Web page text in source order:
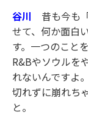
谷川 昔も今も
せて、何か面白
す。一つのこと
R&Bやソウルを
れないんですよ
切れずに崩れち
と。